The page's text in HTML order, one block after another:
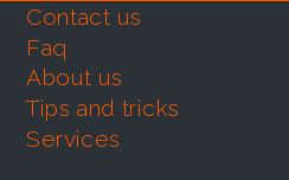
contact us
faq
about us
tips and tricks
services